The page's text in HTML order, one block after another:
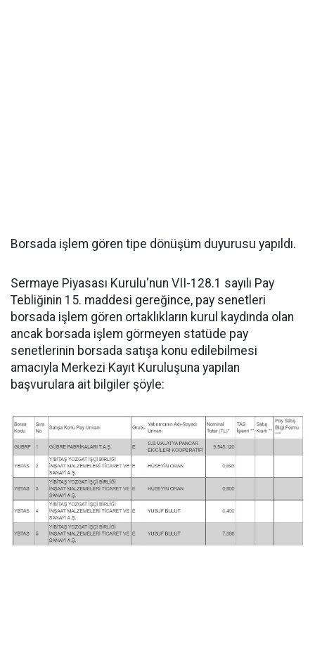
Borsada işlem gören tipe dönüşüm duyurusu yapıldı.
Sermaye Piyasası Kurulu'nun VII-128.1 sayılı Pay
Tebliğinin 15. maddesi gereğince, pay senetleri
borsada işlem gören ortaklıkların kurul kaydında olan
ancak borsada işlem görmeyen statüde pay
senetlerinin borsada satışa konu edilebilmesi
amacıyla Merkezi Kayıt Kuruluşuna yapılan
başvurulara ait bilgiler şöyle: